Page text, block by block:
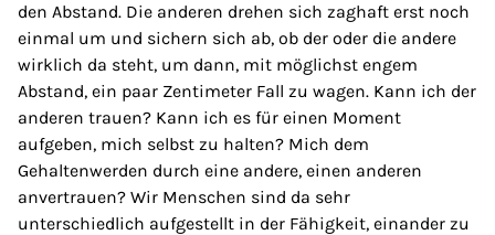
den Abstand. Die anderen drehen sich zaghaft erst noch
einmal um und sichern sich ab, ob der oder die andere
wirklich da steht, um dann, mit möglichst engem
Abstand, ein paar Zentimeter Fall zu wagen. Kann ich der
anderen trauen? Kann ich es für einen Moment
aufgeben, mich selbst zu halten? Mich dem
Gehaltenwerden durch eine andere, einen anderen
anvertrauen? Wir Menschen sind da sehr
unterschiedlich aufgestellt in der Fähigkeit, einander zu